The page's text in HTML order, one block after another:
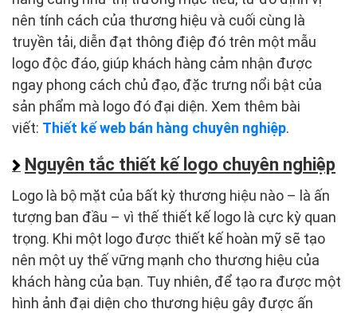
nên tính cách của thương hiệu và cuối cùng là
truyền tải, diễn đạt thông điệp đó trên một mẫu
logo độc đáo, giúp khách hàng cảm nhận được
ngay phong cách chủ đạo, đặc trưng nổi bật của
sản phẩm mà logo đó đại diện. Xem thêm bài
viết: Thiết kế web bán hàng chuyên nghiệp.
Nguyên tắc thiết kế logo chuyên nghiệp
Logo là bộ mặt của bất kỳ thương hiệu nào – là ấn
tượng ban đầu – vì thế thiết kế logo là cực kỳ quan
trọng. Khi một logo được thiết kế hoàn mỹ sẽ tạo
nên một uy thế vững mạnh cho thương hiệu của
khách hàng của bạn. Tuy nhiên, để tạo ra được một
hình ảnh đại diện cho thương hiệu gây được ấn